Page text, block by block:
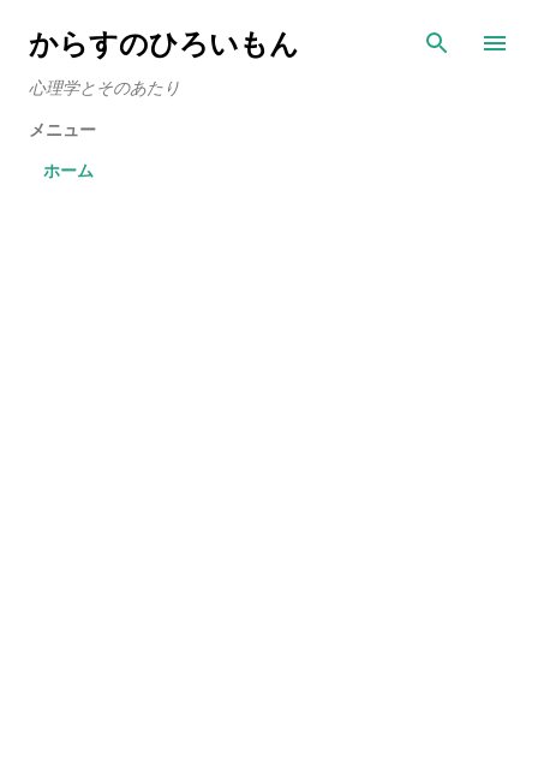
スキップしてメイン コンテンツに移動
からすのひろいもん
心理学とそのあたり
メニュー
ホーム